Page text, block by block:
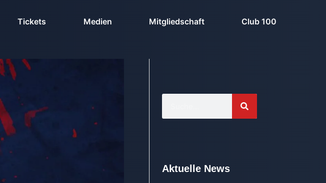
Tickets Medien Mitgliedschaft Club 100
Aktuelle News